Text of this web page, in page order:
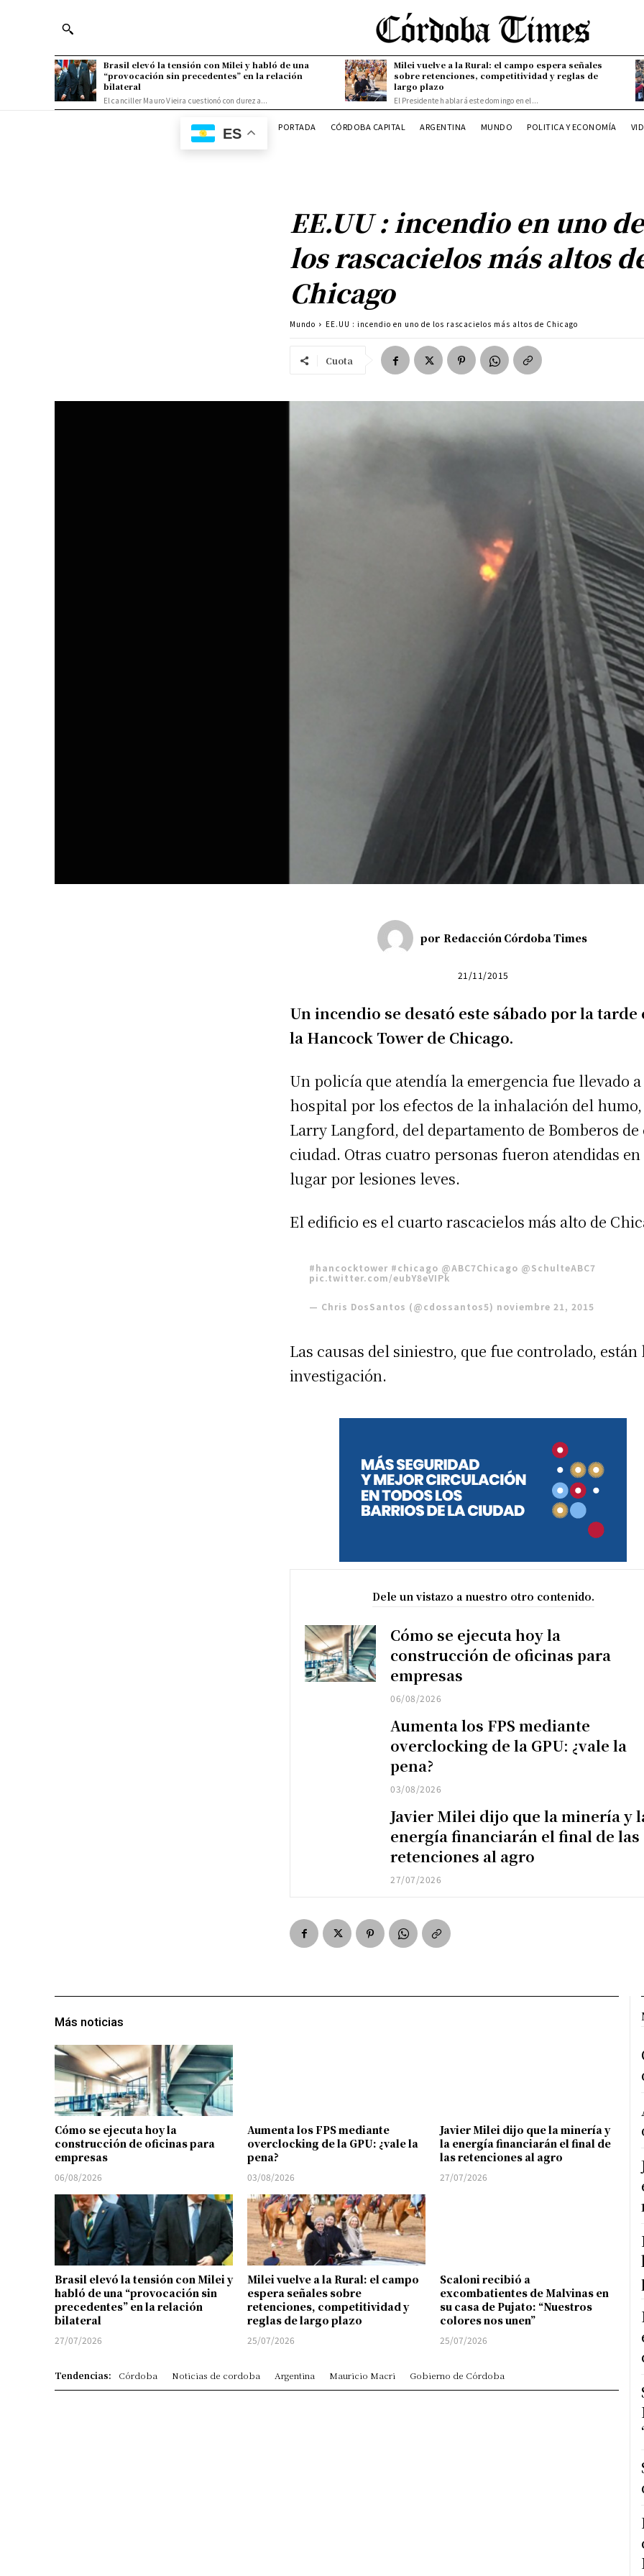
Brasil elevó la tensión con Milei y habló de una
“provocación sin precedentes” en la relación
bilateral
El canciller Mauro Vieira cuestionó con dureza...
Milei vuelve a la Rural: el campo espera señales
sobre retenciones, competitividad y reglas de
largo plazo
El Presidente hablará este domingo en el...
ES PORTADA CÓRDOBA CAPITAL ARGENTINA MUNDO POLITICA Y ECONOMÍA
EE.UU : incendio en uno de
los rascacielos más altos
Chicago
Mundo EE.UU : incendio en uno de los rascacielos más altos de Chicago
Cuota
por Redacción Córdoba Times
21/11/2015
Un incendio se desató este sábado por la tarde
la Hancock Tower de Chicago.
Un policía que atendía la emergencia fue llevado
hospital por los efectos de la inhalación del
Larry Langford, del departamento de Bomberos de
ciudad. Otras cuatro personas fueron atendidas
lugar por lesiones leves.
El edificio es el cuarto rascacielos más alto de
#hancocktower #chicago @ABC7Chicago @SchulteABC7
pic.twitter.com/eubY8eVIPk
— Chris DosSantos (@cdossantos5) noviembre 21, 2015
Las causas del siniestro, que fue controlado, están
investigación.
Dele un vistazo a nuestro otro contenido.
Cómo se ejecuta hoy la
construcción de oficinas para
empresas
06/08/2026
Aumenta los FPS mediante
overclocking de la GPU: ¿vale la
pena?
03/08/2026
Javier Milei dijo que la minería y
energía financiarán el final de las
retenciones al agro
27/07/2026
Más noticias
Cómo se ejecuta hoy la
construcción de oficinas para
empresas
06/08/2026
Aumenta los FPS mediante
overclocking de la GPU: ¿vale la
pena?
03/08/2026
Javier Milei dijo que la minería y
la energía financiarán el final de
las retenciones al agro
27/07/2026
Brasil elevó la tensión con Milei y
habló de una “provocación sin
precedentes” en la relación
bilateral
27/07/2026
Milei vuelve a la Rural: el campo
espera señales sobre
retenciones, competitividad y
reglas de largo plazo
25/07/2026
Scaloni recibió a
excombatientes de Malvinas en
su casa de Pujato: “Nuestros
colores nos unen”
25/07/2026
Tendencias: Córdoba Noticias de cordoba Argentina Mauricio Macri Gobierno de Córdoba